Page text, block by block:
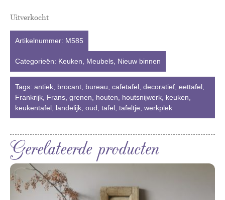
Uitverkocht
Artikelnummer: M585
Categorieën: Keuken Meubels Nieuw binnen
Tags: antiek brocant bureau cafetafel decoratief eettafel
Frankrijk Frans grenen houten houtsnijwerk keuken
keukentafel landelijk oud tafel tafeltje werkplek
Gerelateerde producten